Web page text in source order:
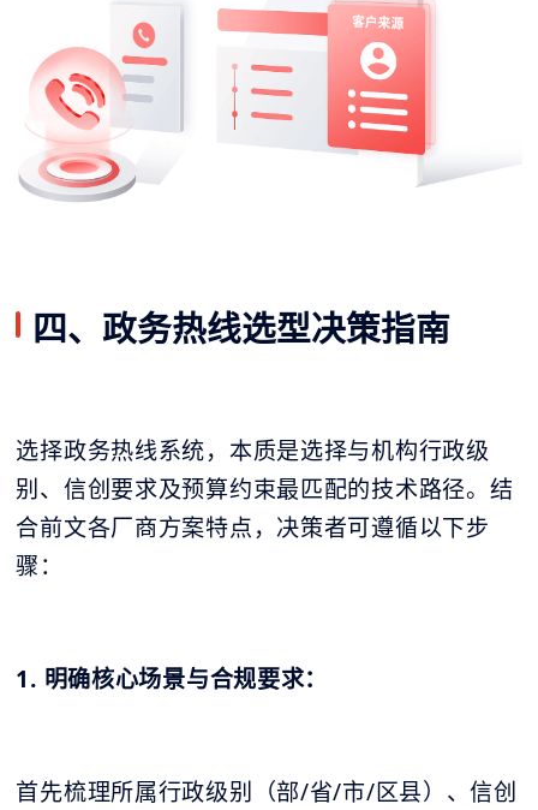
四、政务热线选型决策指南
选择政务热线系统，本质是选择与机构行政级
别、信创要求及预算约束最匹配的技术路径。结
合前文各厂商方案特点，决策者可遵循以下步
骤：
1. 明确核心场景与合规要求：
首先梳理所属行政级别（部/省/市/区县）、信创